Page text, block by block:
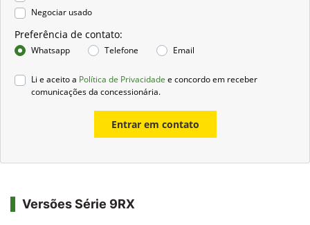
Negociar usado
Preferência de contato:
Whatsapp Telefone Email
Li e aceito a Política de Privacidade e concordo em receber
comunicações da concessionária.
Entrar em contato
Versões Série 9RX